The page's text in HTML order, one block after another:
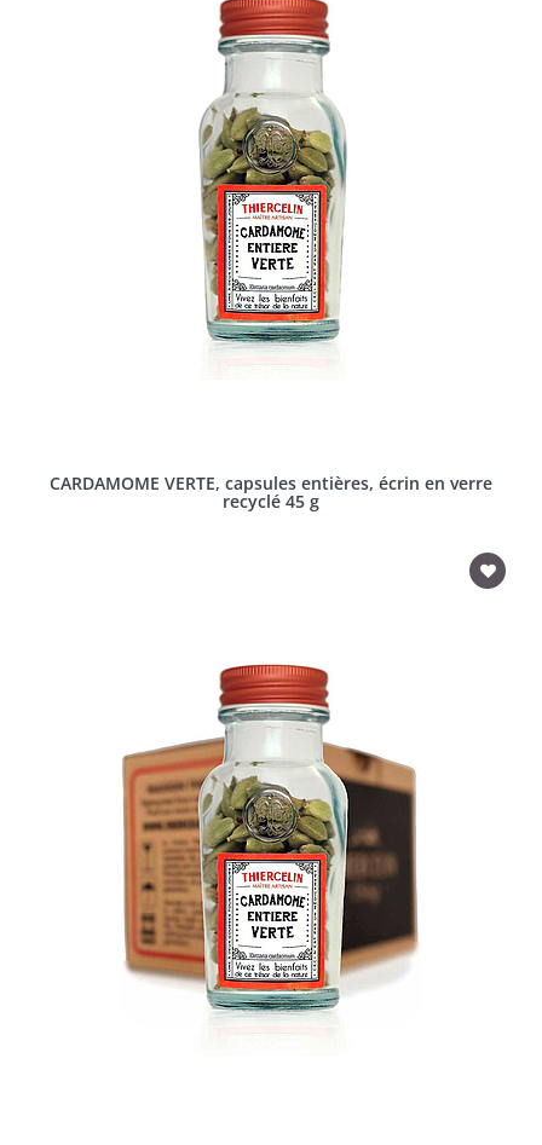
CARDAMOME VERTE, capsules entières, écrin en verre
recyclé 45 g